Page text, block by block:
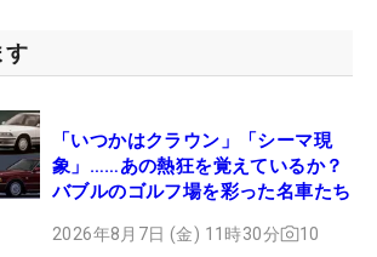
す
「いつかはクラウン」「シーマ現
象」……あの熱狂を覚えているか？
バブルのゴルフ場を彩った名車たち
2026年8月7日 (金) 11時30分 10